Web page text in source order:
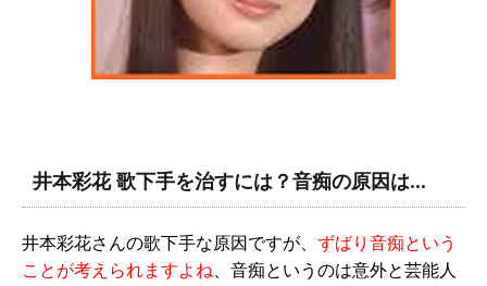
井本彩花 歌下手を治すには？音痴の原因は…
井本彩花さんの歌下手な原因ですが、 ずばり音痴という
ことが考えられますよね、音痴というのは意外と芸能人